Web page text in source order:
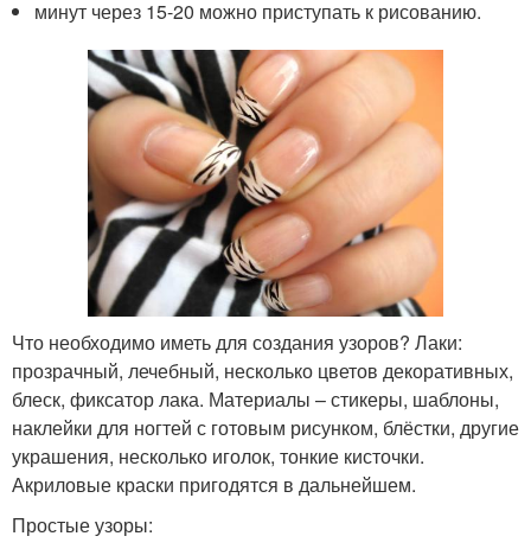
минут через 15-20 можно приступать к рисованию.
Что необходимо иметь для создания узоров? Лаки:
прозрачный, лечебный, несколько цветов декоративных,
блеск, фиксатор лака. Материалы – стикеры, шаблоны,
наклейки для ногтей с готовым рисунком, блёстки, другие
украшения, несколько иголок, тонкие кисточки.
Акриловые краски пригодятся в дальнейшем.
Простые узоры: